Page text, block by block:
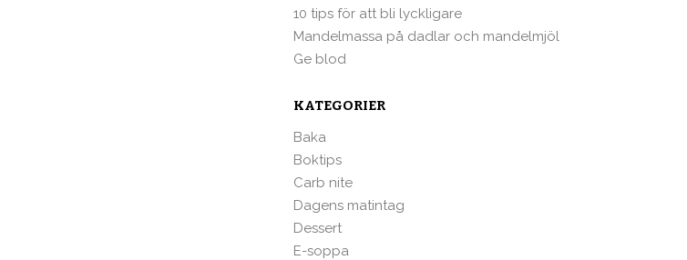
10 tips för att bli lyckligare
Mandelmassa på dadlar och mandelmjöl
Ge blod
KATEGORIER
Baka
Boktips
Carb nite
Dagens matintag
Dessert
E-soppa